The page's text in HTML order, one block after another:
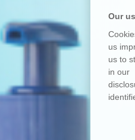
Our
us
us to
in our